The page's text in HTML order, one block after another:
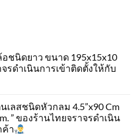
อชนิดยาว ขนาด 195x15x10
รดำเนินการเข้าติดตั้ง​ให้กับ
เลสชนิดหัวกลม 4.5”x90 Cm
” ของร้านไทยจราจรดำเนิน
ค้า